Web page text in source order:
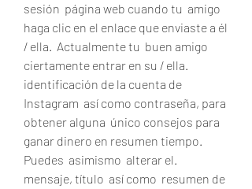
sesión  página web cuando tu  amigo
haga clic en el enlace que enviaste a él
/ ella.  Actualmente tu  buen amigo
ciertamente entrar en su / ella.
identificación de la cuenta de
Instagram  así como contraseña, para
obtener alguna  único consejos para
ganar dinero en resumen tiempo.
Puedes  asimismo  alterar el.
mensaje, título  así como  resumen de